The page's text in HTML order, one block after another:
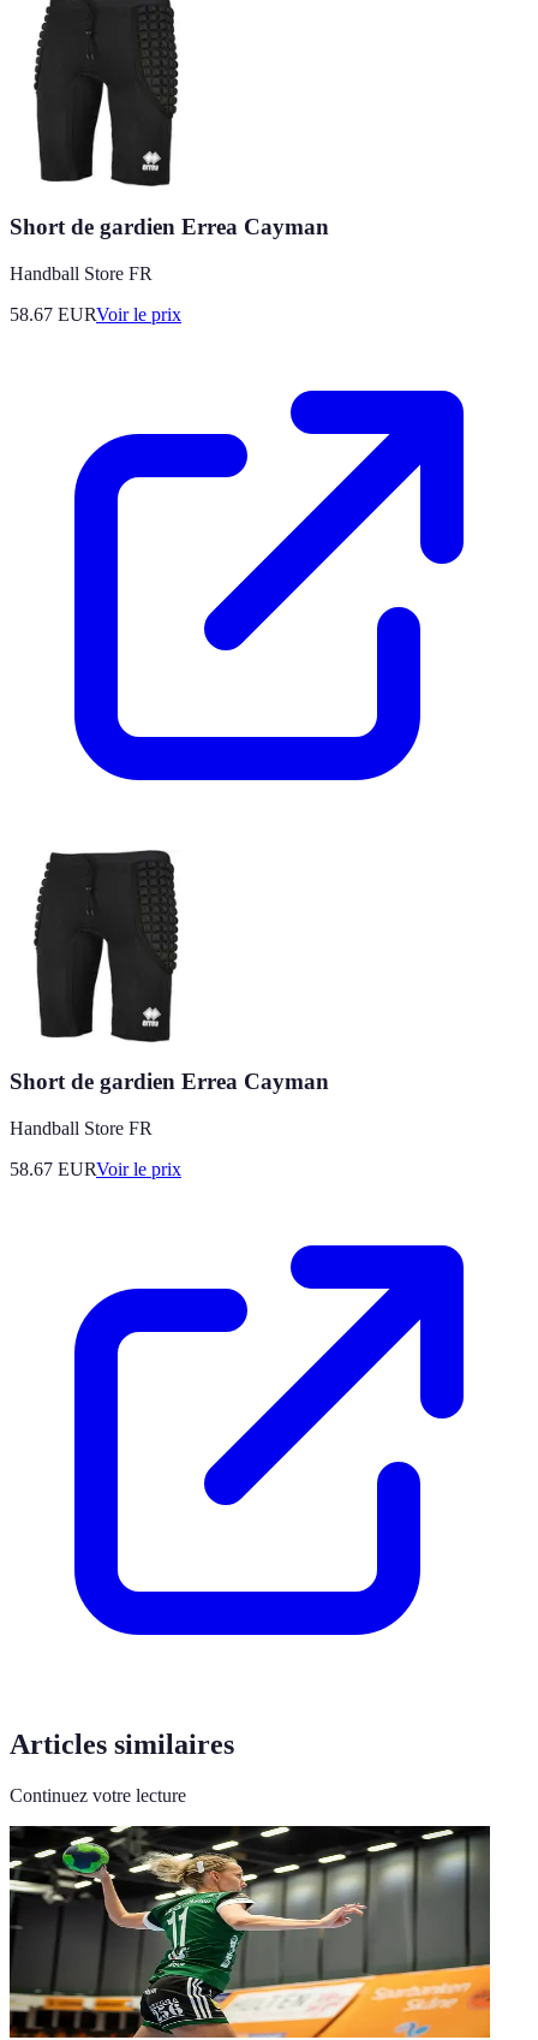
Short de gardien Errea Cayman
Handball Store FR
58.67 EURVoir le prix
Short de gardien Errea Cayman
Handball Store FR
58.67 EURVoir le prix
Articles similaires
Continuez votre lecture